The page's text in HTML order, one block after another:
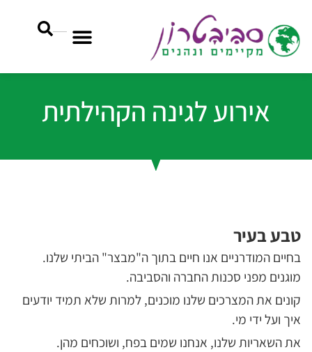
אירוע לגינה הקהילתית
טבע בעיר
בחיים המודרניים אנו חיים בתוך ה"מבצר" הביתי שלנו.
מוגנים מפני סכנות החברה והסביבה.
קונים את המצרכים שלנו מוכנים, למרות שלא תמיד יודעים
איך ועל ידי מי.
את השאריות שלנו, אנחנו שמים בפח, ושוכחים מהן.